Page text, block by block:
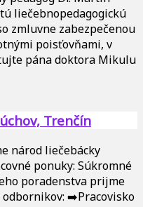
liečebnopedagogickú
zmluvne zabezpečenou
poisťovňami, v
pána doktora Mikulu
Trenčín
národ liečebácky
ponuky: Súkromné
poradenstva prijme
odbornikov: ➡️Pracovisko